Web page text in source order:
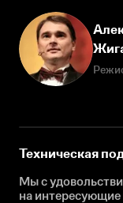
Техническая
Мы с
на интересующие